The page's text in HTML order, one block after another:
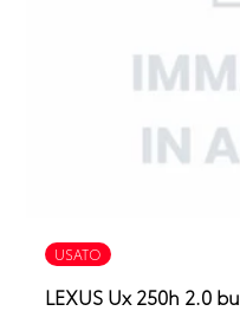
USATO
LEXUS Ux 250h 2.0